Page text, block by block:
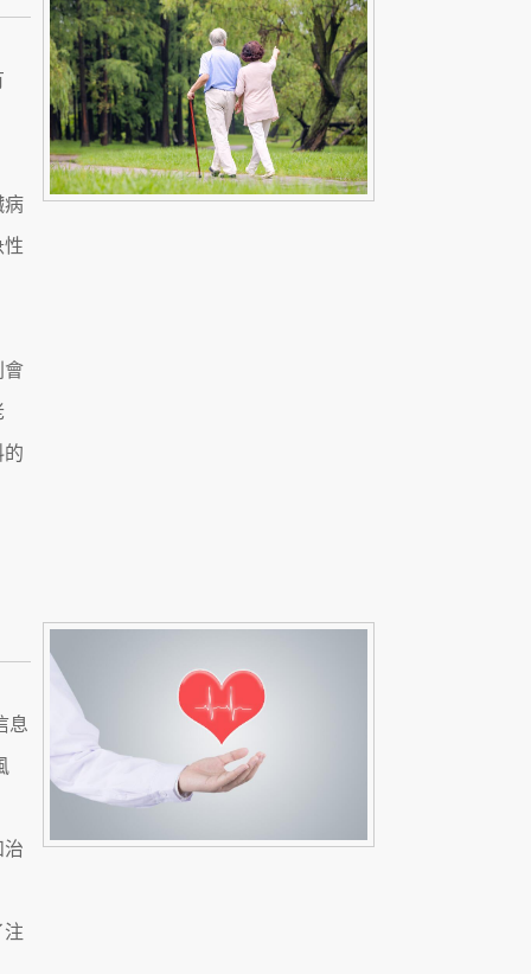
病
性
會
的
息
治
注